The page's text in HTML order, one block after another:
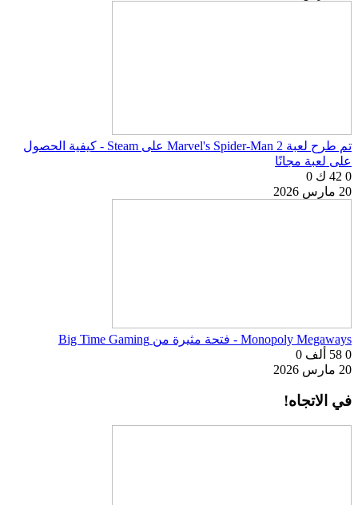
تم طرح لعبة Marvel's Spider-Man 2 على Steam - كيفية الحصول
على لعبة مجانًا
0 42 ك
0
20 مارس 2026
Monopoly Megaways - فتحة مثيرة من Big Time Gaming
0 58 ألف
0
20 مارس 2026
في الاتجاه!